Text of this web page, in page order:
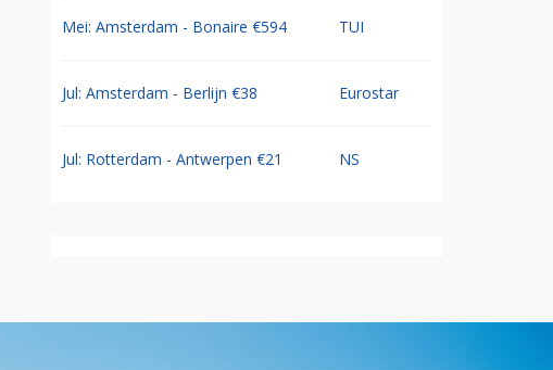
Mei: Amsterdam - Bonaire €594 TUI
Jul: Amsterdam - Berlijn €38 Eurostar
Jul: Rotterdam - Antwerpen €21 NS